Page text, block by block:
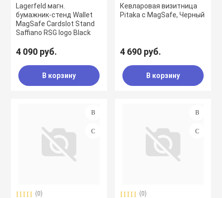
Lagerfeld магн.
бумажник-стенд Wallet
MagSafe Cardslot Stand
Saffiano RSG logo Black
4 090 руб.
В корзину
Кевларовая визитница
Pitaka с MagSafe, Черный
4 690 руб.
В корзину
(0) (0)